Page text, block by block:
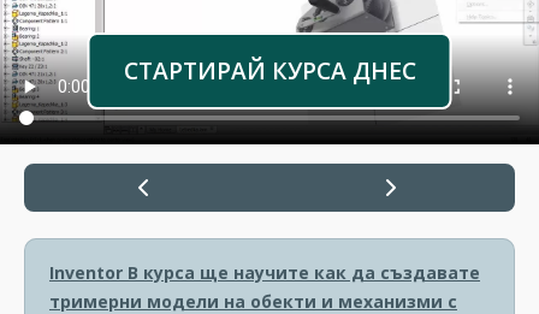
СТАРТИРАЙ КУРСА ДНЕС
Inventor В курса ще научите как да създавате
тримерни модели на обекти и механизми с